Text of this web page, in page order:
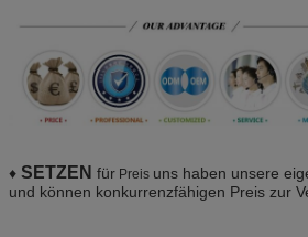
♦ SETZEN für Preis uns haben unsere
und können konkurrenzfähigen Preis zur